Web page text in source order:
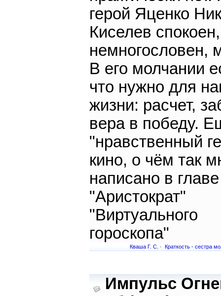
герой Яценко
Киселев спокоен,
немногословен,
В его молчании
что нужно для
жизни: расчет,
вера в победу.
"нравственный
кино, о чём так
написано в главе
"Аристократ"
"Виртуального
гороскопа"
Кваша Г. С. · Краткость - сестра
Импульс